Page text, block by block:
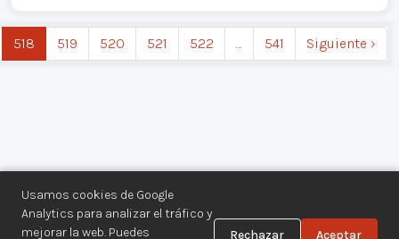
Usamos cookies de Google
Analytics para analizar el tráfico y
mejorar la web. Puedes
Rechazar Aceptar
518 519 520 521 522 … 541 Siguiente ›